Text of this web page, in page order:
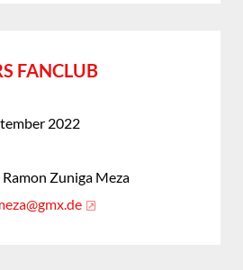
FANCLUB
2022
Ramon Zuniga Meza